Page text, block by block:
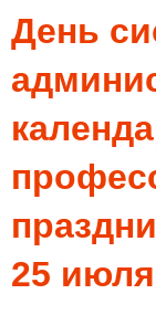
День
25 июля